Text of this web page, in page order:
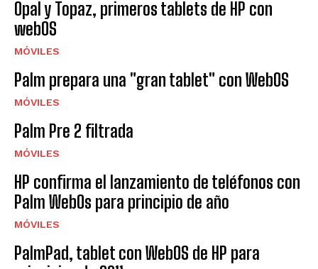
Opal y Topaz, primeros tablets de HP con
webOS
MÓVILES
Palm prepara una "gran tablet" con WebOS
MÓVILES
Palm Pre 2 filtrada
MÓVILES
HP confirma el lanzamiento de teléfonos con
Palm WebOs para principio de año
MÓVILES
PalmPad, tablet con WebOS de HP para